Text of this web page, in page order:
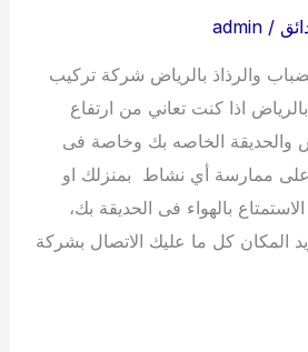
/
admin
والرذاذ بالرياض شركة تركيب
اذا كنت تعاني من ارتفاع
والحديقة الخاصه بك وخاصة فى
ممارسة أي نشاط بمنزلك او
بالهواء فى الحديقة بك،
المكان كل ما عليك الاتصال بشركة